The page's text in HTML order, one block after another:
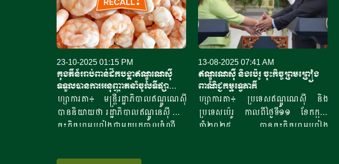
23-10-2025 01:15 PM
កុងតឺន័ររាប់ពាន់ដឹកបង្គា​ឥណ្ឌូណេស៊ី​
ទទួលបានការអនុញ្ញាតនាំ​ចូល​ទីផ្សា
រអាម៉េរិក
ហ្សាការតា៖ មន្ត្រីរដ្ឋាភិបាលឥណ្ឌូណេស៊ី
បាននិយាយថា រដ្ឋាភិបាលឥណ្ឌូនេស៊ី បាន
ចុះកិច្ចព្រមព្រៀងជាមួយរដ្ឋបាលចំណី
13-08-2025 07:41 AM
ឥណ្ឌូណេស៊ី និងប៉េរូ ចុះកិច្ចព្រមព្រៀង
ពាណិជ្ជកម្មទ្វេភាគី
ហ្សាការតា៖ ប្រទេសឥណ្ឌូណេស៊ី និង
ប្រទេសប៉េរូ កាលពីថ្ងៃទី១១ ខែកក្កដា
ឆ្នាំ២០២៥ បានចុះកិច្ចព្រមព្រៀង